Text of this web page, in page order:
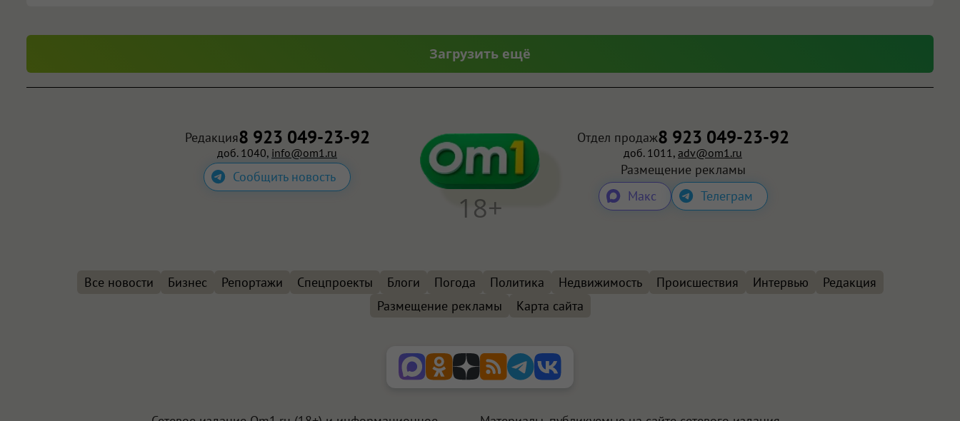
Загрузить ещё
Редакция8 923 049-23-92
доб. 1040, info@om1.ru
Сообщить новость
18+
Отдел продаж8 923 049-23-92
доб. 1011, adv@om1.ru
Размещение рекламы
Макс
Телеграм
Все новости Бизнес Репортажи Спецпроекты Блоги Погода Политика Недвижимость Происшествия Интервью
Редакция
Размещение рекламы
Карта сайта